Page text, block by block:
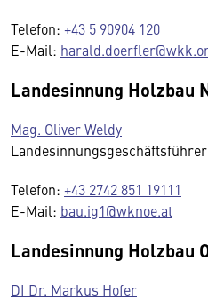
Telefon: +43 5 90904 120
E-Mail:
Landesinnung Holzbau
Mag. Oliver Weldy
Landesinnungsgeschäftsführer
Telefon: +43 2742 851 19111
E-Mail: bau.ig1@wknoe.at
Landesinnung Holzbau
DI Dr. Markus Hofer